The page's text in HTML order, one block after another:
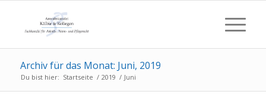
Archiv für das Monat: Juni, 2019
Du bist hier: Startseite / 2019 / Juni